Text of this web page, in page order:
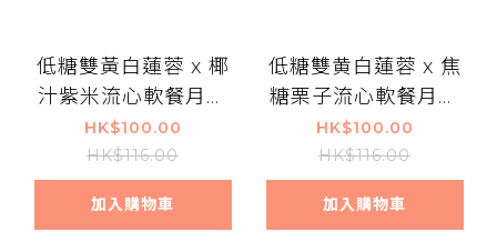
低糖雙黃白蓮蓉 x 椰
汁紫米流心軟餐月餅
禮盒兩件裝
HK$100.00
HK$116.00
加入購物車
低糖雙黄白蓮蓉 x 焦
糖栗子流心軟餐月餅
禮盒兩件裝
HK$100.00
HK$116.00
加入購物車